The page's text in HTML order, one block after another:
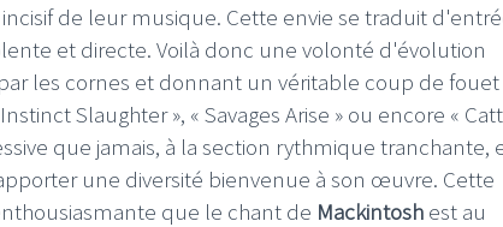
de leur musique. Cette envie se traduit
et directe. Voilà donc une volonté d'évolution
les cornes et donnant un véritable coup de fouet
Slaughter », « Savages Arise » ou encore «
que jamais, à la section rythmique tranchante,
une diversité bienvenue à son œuvre. Cette
que le chant de Mackintosh est au